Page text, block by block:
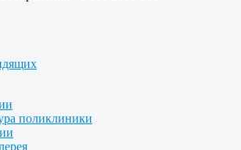
поликлиники